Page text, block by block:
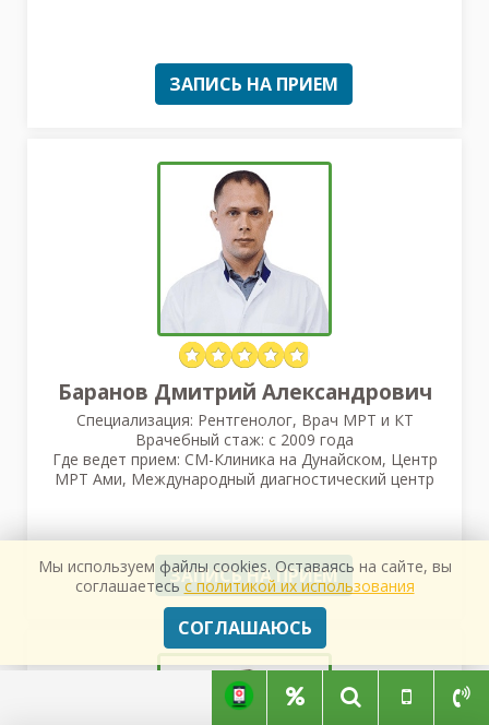
ЗАПИСЬ НА ПРИЕМ
Баранов Дмитрий Александрович
Специализация: Рентгенолог, Врач МРТ и КТ
Врачебный стаж: с 2009 года
Где ведет прием: СМ-Клиника на Дунайском, Центр
МРТ Ами, Международный диагностический центр
ЗАПИСЬ НА ПРИЕМ
Мы используем файлы cookies. Оставаясь на сайте, вы
соглашаетесьс политикой их использования
СОГЛАШАЮСЬ